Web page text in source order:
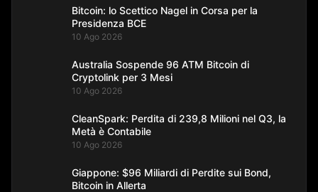
Bitcoin: lo Scettico Nagel in Corsa per la
Presidenza BCE
10 Ago 2026
Australia Sospende 96 ATM Bitcoin di
Cryptolink per 3 Mesi
10 Ago 2026
CleanSpark: Perdita di 239,8 Milioni nel Q3, la
Metà è Contabile
10 Ago 2026
Giappone: $96 Miliardi di Perdite sui Bond,
Bitcoin in Allerta